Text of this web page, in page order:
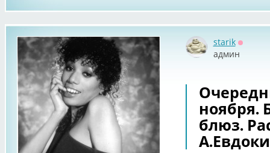
starik
админ
ноября.
блюз.